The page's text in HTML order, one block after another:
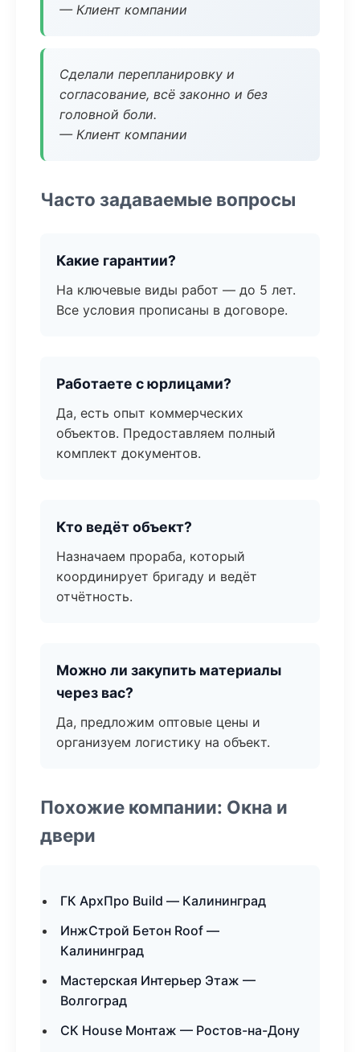
— Клиент компании
Сделали перепланировку и
согласование, всё законно и без
головной боли.
— Клиент компании
Часто задаваемые вопросы
Какие гарантии?
На ключевые виды работ — до 5 лет.
Все условия прописаны в договоре.
Работаете с юрлицами?
Да, есть опыт коммерческих
объектов. Предоставляем полный
комплект документов.
Кто ведёт объект?
Назначаем прораба, который
координирует бригаду и ведёт
отчётность.
Можно ли закупить материалы
через вас?
Да, предложим оптовые цены и
организуем логистику на объект.
Похожие компании: Окна и
двери
ГК АрхПро Build — Калининград
ИнжСтрой Бетон Roof —
Калининград
Мастерская Интерьер Этаж —
Волгоград
СК House Монтаж — Ростов-на-Дону